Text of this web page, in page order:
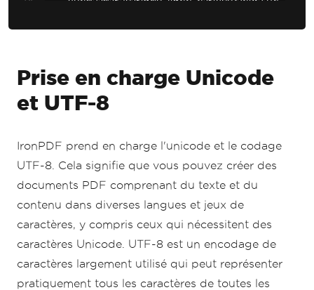
โมเดลเสอโครง
มอบโซนรายชอ
ลนตทรปลเมอร
ทป
วาไรตบกเมเปล
</p>`;
// Render HTML to PDF
// Save the PDF
})();
Prise en charge Unicode
et UTF-8
IronPDF prend en charge l'unicode et le codage
UTF-8. Cela signifie que vous pouvez créer des
documents PDF comprenant du texte et du
contenu dans diverses langues et jeux de
caractères, y compris ceux qui nécessitent des
caractères Unicode. UTF-8 est un encodage de
caractères largement utilisé qui peut représenter
pratiquement tous les caractères de toutes les